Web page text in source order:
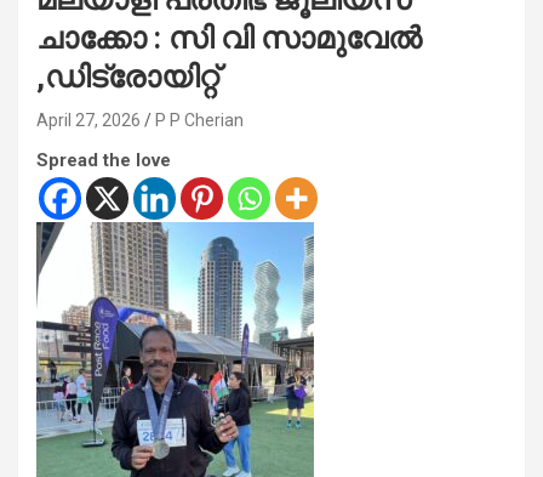
ചാക്കോ : സി വി സാമുവേൽ
,ഡിട്രോയിറ്റ്
April 27, 2026 P P Cherian
Spread the love